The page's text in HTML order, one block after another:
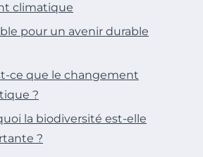
climatique
pour un avenir durable
ce que le changement
?
la biodiversité est-elle
?